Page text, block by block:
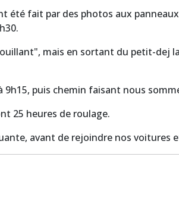
été fait par des photos aux
mais en sortant du petit-dej
puis chemin faisant nous
25 heures de roulage.
avant de rejoindre nos voitures